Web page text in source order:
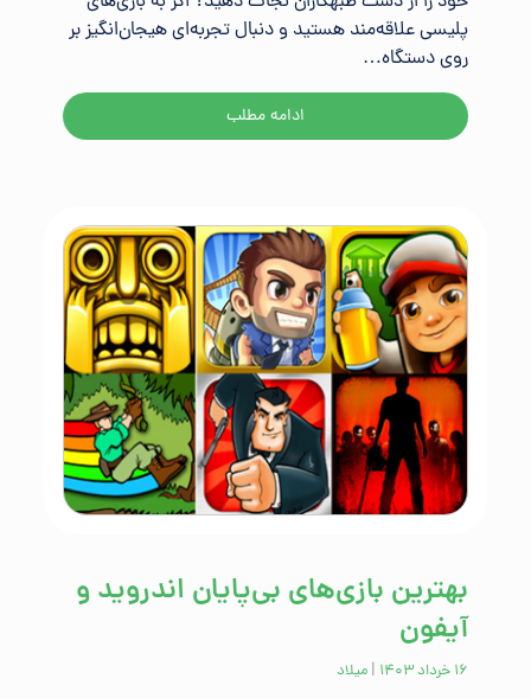
پلیسی علاقه‌مند هستید و دنبال تجربه‌ای هیجان‌انگیز بر
روی دستگاه…
ادامه مطلب
بهترین بازی‌های بی‌پایان اندروید و
آیفون
۱۶ خرداد ۱۴۰۳ | میلاد